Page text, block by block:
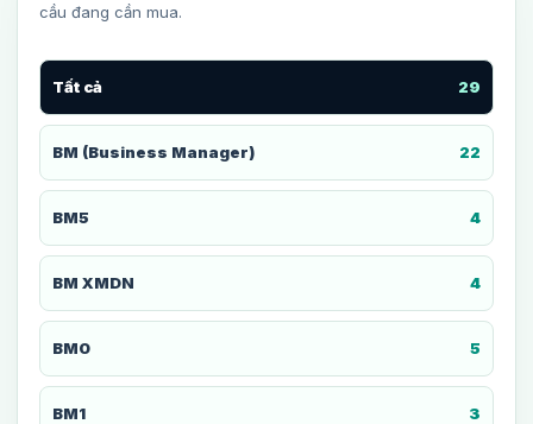
cầu đang cần mua.
Tất cả 29
BM (Business Manager) 22
BM5 4
BM XMDN 4
BM0 5
BM1 3